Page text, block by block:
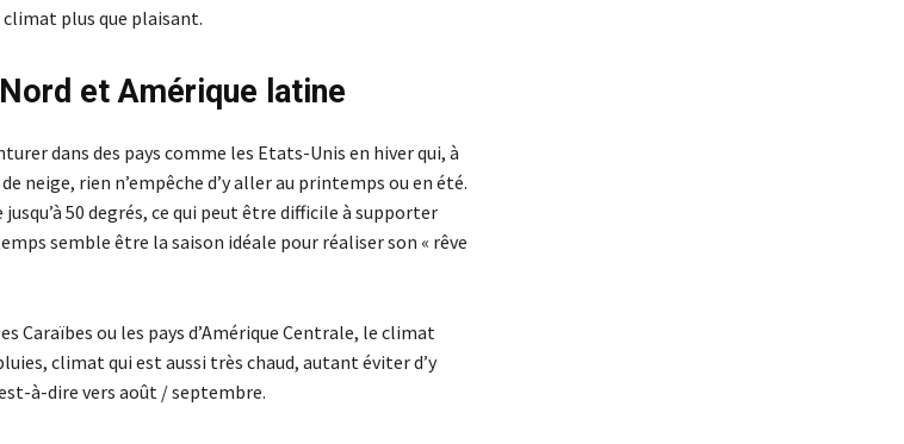
climat plus que plaisant.
et Amérique latine
dans des pays comme les Etats-Unis en hiver qui, à
neige, rien n’empêche d’y aller au printemps ou en été.
50 degrés, ce qui peut être difficile à supporter
semble être la saison idéale pour réaliser son « rêve
Caraïbes ou les pays d’Amérique Centrale, le climat
climat qui est aussi très chaud, autant éviter d’y
à-dire vers août / septembre.